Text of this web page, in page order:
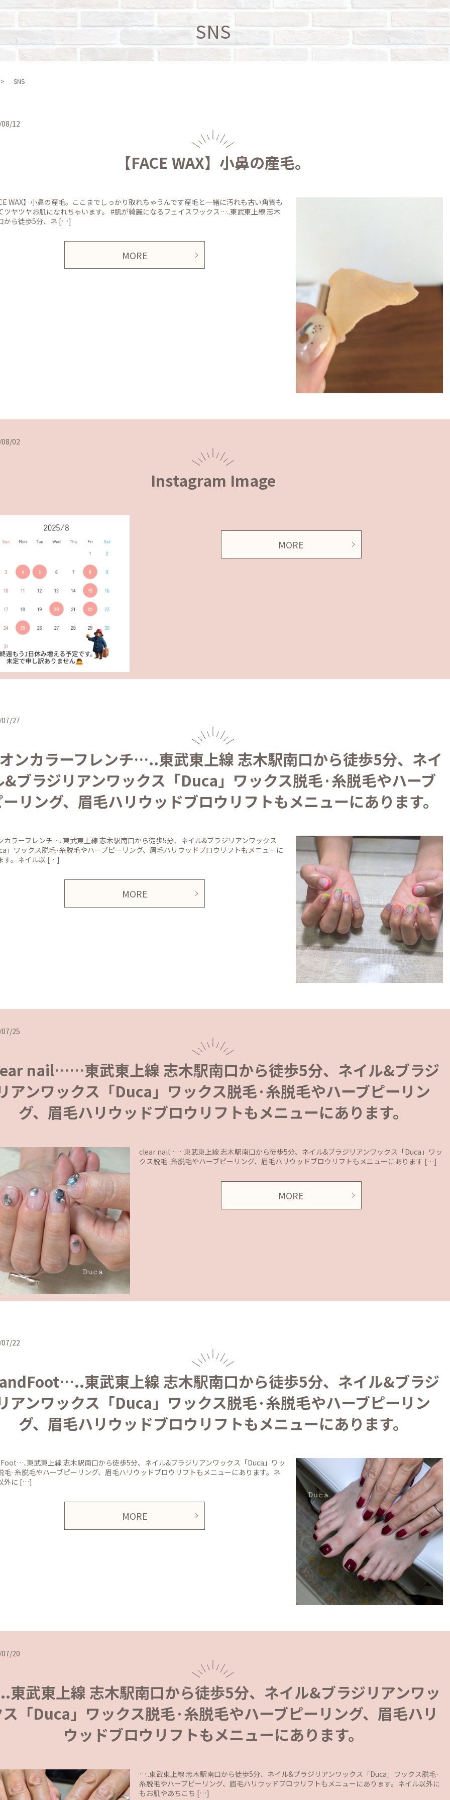
SNS
SNS
12
【FACE WAX】小鼻の産毛。
WAX】小鼻の産毛。ここまでしっかり取れちゃうんです️産毛と一緒に汚れも古い角質も
ツヤツヤお肌になれちゃいます。 #肌が綺麗になるフェイスワックス…..東武東上線 志木
から徒歩5分、ネ […]
MORE
02
Instagram Image
MORE
27
ンカラーフレンチ…..東武東上線 志木駅南口から徒歩5分、ネイ
&ブラジリアンワックス「Duca」ワックス脱毛·糸脱毛やハーブ
リング、眉毛ハリウッドブロウリフトもメニューにあります。
カラーフレンチ…..東武東上線 志木駅南口から徒歩5分、ネイル&ブラジリアンワックス
」ワックス脱毛·糸脱毛やハーブピーリング、眉毛ハリウッドブロウリフトもメニューに
す。ネイル以 […]
MORE
25
nail……東武東上線 志木駅南口から徒歩5分、ネイル&ブラジ
アンワックス「Duca」ワックス脱毛·糸脱毛やハーブピーリン
グ、眉毛ハリウッドブロウリフトもメニューにあります。
clear nail……東武東上線 志木駅南口から徒歩5分、ネイル&ブラジリアンワックス「Duca」ワッ
クス脱毛·糸脱毛やハーブピーリング、眉毛ハリウッドブロウリフトもメニューにあります […]
MORE
22
東武東上線 志木駅南口から徒歩5分、ネイル&ブラジ
アンワックス「Duca」ワックス脱毛·糸脱毛やハーブピーリン
グ、眉毛ハリウッドブロウリフトもメニューにあります。
東武東上線 志木駅南口から徒歩5分、ネイル&ブラジリアンワックス「Duca」ワッ
毛·糸脱毛やハーブピーリング、眉毛ハリウッドブロウリフトもメニューにあります。ネ
外に […]
MORE
20
武東上線 志木駅南口から徒歩5分、ネイル&ブラジリアンワッ
「Duca」ワックス脱毛·糸脱毛やハーブピーリング、眉毛ハリ
ウッドブロウリフトもメニューにあります。
…..東武東上線 志木駅南口から徒歩5分、ネイル&ブラジリアンワックス「Duca」ワックス脱毛·
糸脱毛やハーブピーリング、眉毛ハリウッドブロウリフトもメニューにあります。ネイル以外に
もお肌やあちこち […]